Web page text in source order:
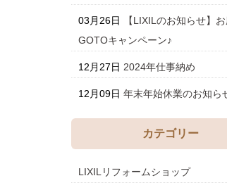
03月26日
【LIXILのお知らせ】
GOTOキャンペーン♪
12月27日 2024年仕事納め
12月09日 年末年始休業のお知ら
カテゴリー
LIXILリフォームショップ